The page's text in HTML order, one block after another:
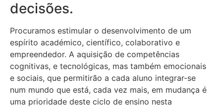
decisões.
Procuramos estimular o desenvolvimento de um
espírito académico, científico, colaborativo e
empreendedor. A aquisição de competências
cognitivas, e tecnológicas, mas também emocionais
e sociais, que permitirão a cada aluno integrar-se
num mundo que está, cada vez mais, em mudança é
uma prioridade deste ciclo de ensino nesta